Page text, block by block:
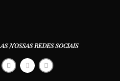
AS NOSSAS REDES SOCIAIS